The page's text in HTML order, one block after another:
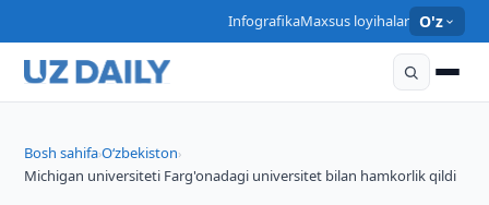
InfografikaMaxsus loyihalar O'z
Bosh sahifa›O‘zbekiston›
Michigan universiteti Farg'onadagi universitet bilan hamkorlik qildi